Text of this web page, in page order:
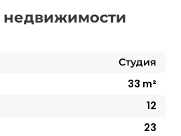
Студия
33 m²
12
23